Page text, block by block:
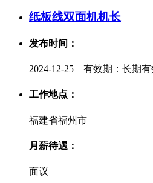
纸板线双面机机长
发布时间：
2024-12-25 有效期：长期有
工作地点：
福建省福州市
月薪待遇：
面议